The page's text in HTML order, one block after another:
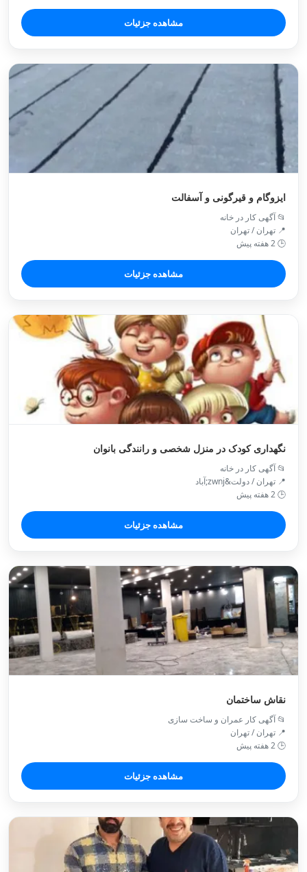
مشاهده جزئیات
ایزوگام و قیرگونی و آسفالت
📂 آگهی کار در خانه
📍 تهران / تهران
🕒 2 هفته پیش
مشاهده جزئیات
نگهداری کودک در منزل شخصی و رانندگی بانوان
📂 آگهی کار در خانه
📍 تهران / دولت&zwnj;آباد
🕒 2 هفته پیش
مشاهده جزئیات
نقاش ساختمان
📂 آگهی کار عمران و ساخت سازی
📍 تهران / تهران
🕒 2 هفته پیش
مشاهده جزئیات